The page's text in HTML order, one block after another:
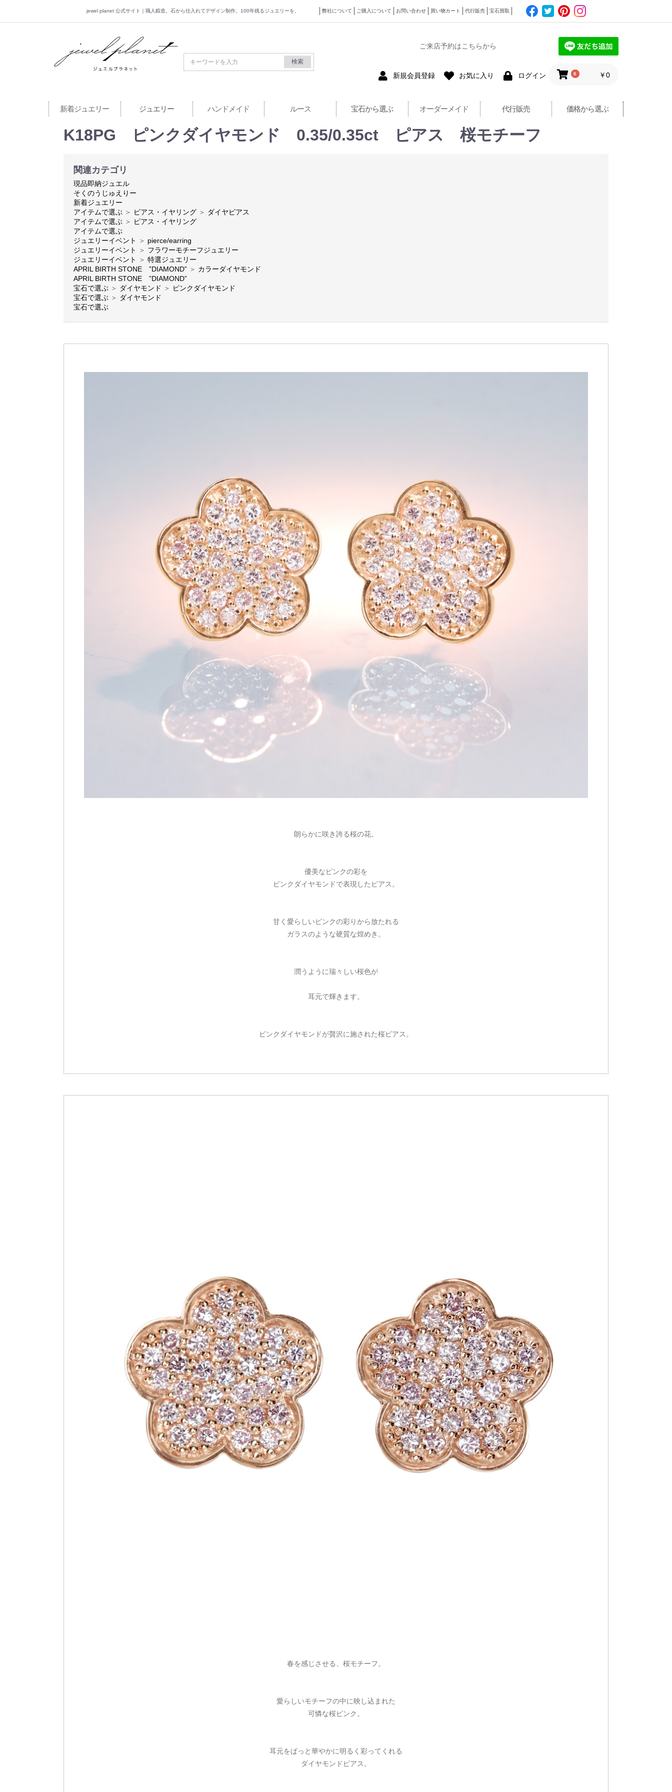
jewel planet 公式サイト｜職人鍛造。石から仕入れてデザイン制作。100年残るジュエリーを。 弊社について ご購入について お問い合わせ 買い物カート 代行販売 宝石買取
jewel planet 公式サイト
検索
ご来店予約はこちらから
新規会員登録 お気に入り ログイン 0 ￥0
新着ジュエリー ジュエリー ハンドメイド ルース 宝石から選ぶ オーダーメイド 代行販売 価格から選ぶ
K18PG ピンクダイヤモンド 0.35/0.35ct ピアス 桜モチーフ
関連カテゴリ
現品即納ジュエル
そくのうじゅえりー
新着ジュエリー
アイテムで選ぶ ＞ ピアス・イヤリング ＞ ダイヤピアス
アイテムで選ぶ ＞ ピアス・イヤリング
アイテムで選ぶ
ジュエリーイベント
＞ pierce/earring
ジュエリーイベント
＞ フラワーモチーフジュエリー
ジュエリーイベント
＞ 特選ジュエリー
APRIL BIRTH STONE ”DIAMOND” ＞ カラーダイヤモンド
APRIL BIRTH STONE ”DIAMOND”
宝石で選ぶ ＞ ダイヤモンド ＞ ピンクダイヤモンド
宝石で選ぶ ＞ ダイヤモンド
宝石で選ぶ
朗らかに咲き誇る桜の花。
優美なピンクの彩を
ピンクダイヤモンドで表現したピアス。
甘く愛らしいピンクの彩りから放たれる
ガラスのような硬質な煌めき。
潤うように瑞々しい桜色が
耳元で輝きます。
ピンクダイヤモンドが贅沢に施された桜ピアス。
春を感じさせる、桜モチーフ。
愛らしいモチーフの中に映し込まれた
可憐な桜ピンク。
耳元をぱっと華やかに明るく彩ってくれる
ダイヤモンドピアス。